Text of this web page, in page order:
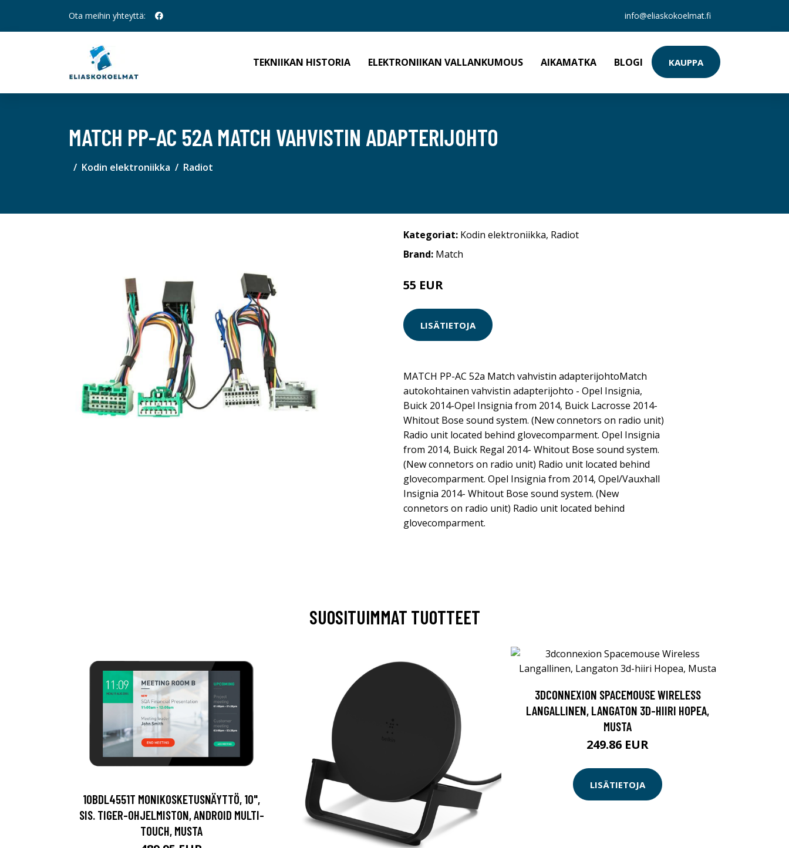
Ota meihin yhteyttä: info@eliaskokoelmat.fi
TEKNIIKAN HISTORIA ELEKTRONIIKAN VALLANKUMOUS AIKAMATKA BLOGI KAUPPA
MATCH PP-AC 52A MATCH VAHVISTIN ADAPTERIJOHTO
Kodin elektroniikka Radiot
Kategoriat: Kodin elektroniikka, Radiot
Brand: Match
55 EUR
LISÄTIETOJA
MATCH PP-AC 52a Match vahvistin adapterijohtoMatch
autokohtainen vahvistin adapterijohto - Opel Insignia,
Buick 2014-Opel Insignia from 2014, Buick Lacrosse 2014-
Whitout Bose sound system. (New connetors on radio unit)
Radio unit located behind glovecomparment. Opel Insignia
from 2014, Buick Regal 2014- Whitout Bose sound system.
(New connetors on radio unit) Radio unit located behind
glovecomparment. Opel Insignia from 2014, Opel/Vauxhall
Insignia 2014- Whitout Bose sound system. (New
connetors on radio unit) Radio unit located behind
glovecomparment.
SUOSITUIMMAT TUOTTEET
10BDL4551T MONIKOSKETUSNÄYTTÖ, 10",
SIS. TIGER-OHJELMISTON, ANDROID MULTI-
TOUCH, MUSTA
3DCONNEXION SPACEMOUSE WIRELESS
LANGALLINEN, LANGATON 3D-HIIRI HOPEA,
MUSTA
249.86 EUR
LISÄTIETOJA